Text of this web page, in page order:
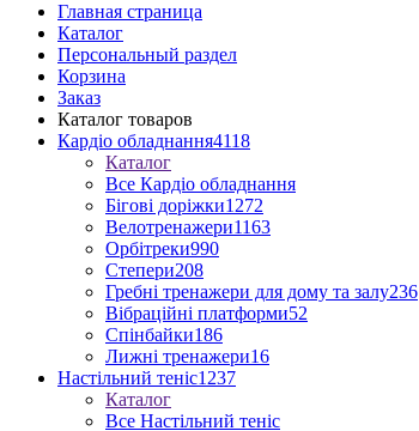
Главная страница
Каталог
Персональный раздел
Корзина
Заказ
Каталог товаров
Кардіо обладнання4118
Каталог
Все Кардіо обладнання
Бігові доріжки1272
Велотренажери1163
Орбітреки990
Степери208
Гребні тренажери для дому та залу236
Вібраційні платформи52
Спінбайки186
Лижні тренажери16
Настільний теніс1237
Каталог
Все Настільний теніс